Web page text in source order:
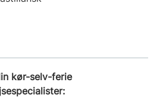
kør-selv-ferie